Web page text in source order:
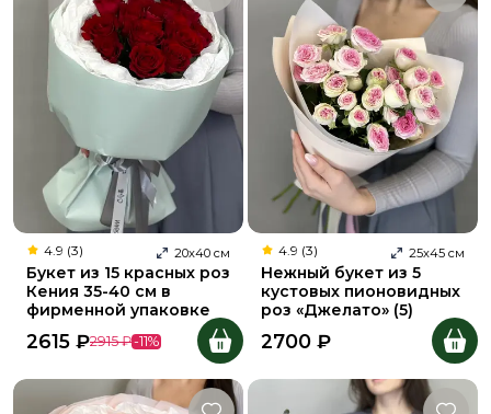
4.9 (3) 20х40 см
Букет из 15 красных роз
Кения 35-40 см в
фирменной упаковке
2615 ₽2915 ₽-11%
4.9 (3) 25х45 см
Нежный букет из 5
кустовых пионовидных
роз «Джелато» (5)
2700 ₽